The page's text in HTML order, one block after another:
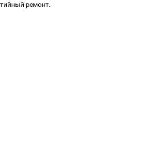
ремонт.